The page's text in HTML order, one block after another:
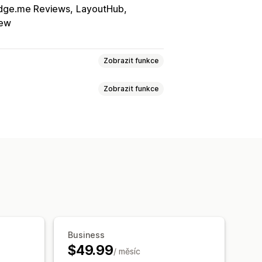
Reviews LayoutHub
Zobrazit funkce
Zobrazit funkce
Business
$49.99/ měsíc